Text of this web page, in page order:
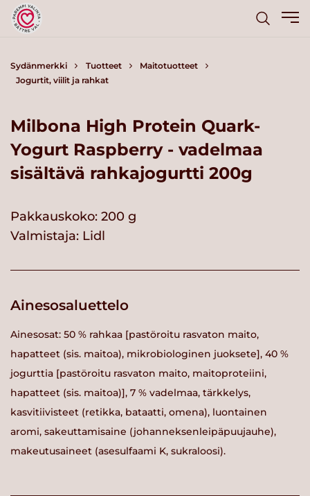
Sydänmerkki Tuotteet
Maitotuotteet
Jogurtit, viilit ja rahkat
Milbona High Protein Quark-
Yogurt Raspberry - vadelmaa
sisältävä rahkajogurtti 200g
Pakkauskoko: 200 g
Valmistaja: Lidl
Ainesosaluettelo
Ainesosat: 50 % rahkaa [pastöroitu rasvaton maito,
hapatteet (sis. maitoa), mikrobiologinen juoksete], 40 %
jogurttia [pastöroitu rasvaton maito, maitoproteiini,
hapatteet (sis. maitoa)], 7 % vadelmaa, tärkkelys,
kasvitiivisteet (retikka, bataatti, omena), luontainen
aromi, sakeuttamisaine (johanneksenleipäpuujauhe),
makeutusaineet (asesulfaami K, sukraloosi).